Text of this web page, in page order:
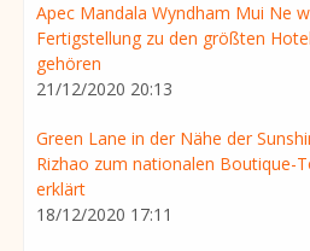
Apec Mandala Wyndham Mui Ne
Fertigstellung zu den größten
gehören
21/12/2020 20:13
Green Lane in der Nähe der
Rizhao zum nationalen Boutique-
erklärt
18/12/2020 17:11